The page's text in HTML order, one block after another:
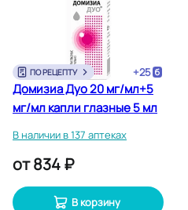
ПО РЕЦЕПТУ +25
Домизиа Дуо 20 мг/мл+5
мг/мл капли глазные 5 мл
В наличии в 137 аптеках
от834 ₽
В корзину